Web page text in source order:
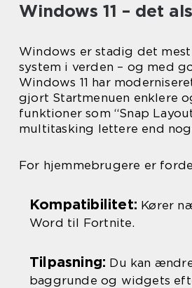
Windows 11 – det
Windows er stadig det
system i verden – og med
Windows 11 har
gjort Startmenuen enklere
funktioner som “Snap
multitasking lettere end
For hjemmebrugere er
Kompatibilitet: Kører
Word til Fortnite.
Tilpasning: Du kan
baggrunde og widgets